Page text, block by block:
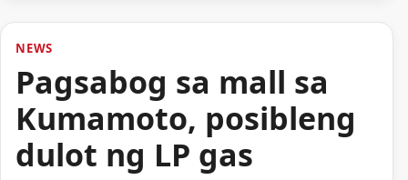
NEWS
Pagsabog sa mall sa
Kumamoto, posibleng
dulot ng LP gas